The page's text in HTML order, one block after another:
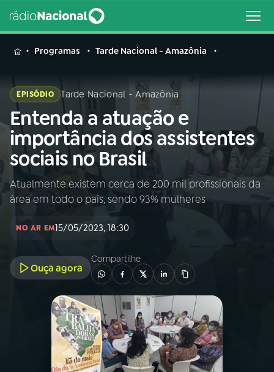
MENU
Buscar
na
Rádio
Nacional
Buscar
AO VIVO
INÍCIO
A RÁDIO
PROGRAMAÇÃO
PROGRAMAS
Programas Tarde Nacional - Amazônia
EPISÓDIO Tarde Nacional - Amazônia
Entenda a atuação e
importância dos assistentes
sociais no Brasil
Atualmente existem cerca de 200 mil profissionais da
área em todo o país, sendo 93% mulheres
NO AR EM15/05/2023, 18:30
Ouça agora
Compartilhe